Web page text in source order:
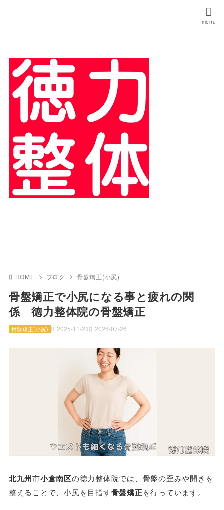
HOME ブログ 骨盤矯正(小尻)
骨盤矯正で小尻になる事と疲れの関
係 徳力整体院の骨盤矯正
2025-11-23 2026-07-26
骨盤矯正(小尻)
北九州市小倉南区の徳力整体院では、骨盤の歪みや開きを
整えることで、小尻を目指す骨盤矯正を行っています。